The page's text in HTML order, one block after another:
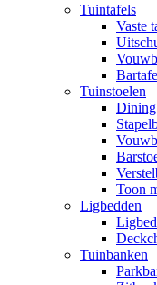
Tuintafels
Vaste
Tuinstoelen
Dining
Toon
Ligbedden
Tuinbanken